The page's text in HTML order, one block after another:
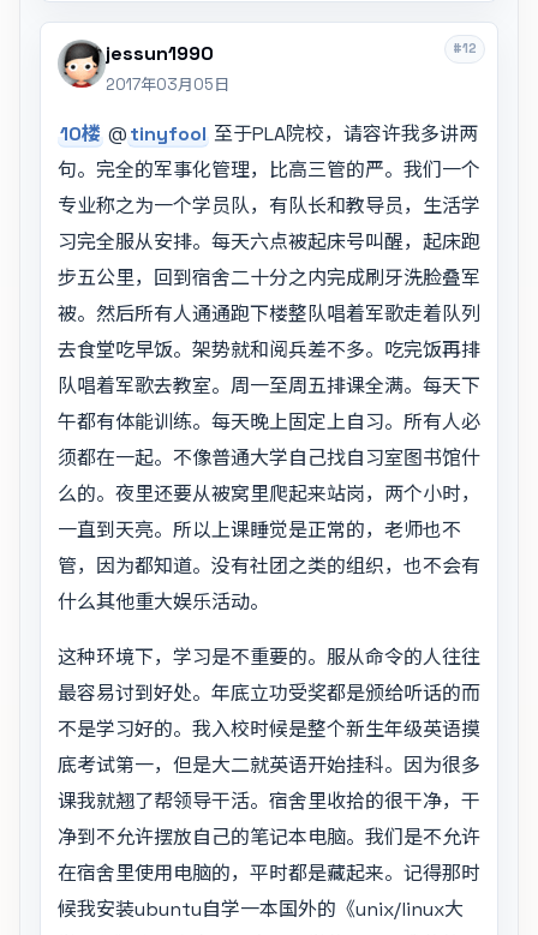
#12
jessun1990
2017年03月05日
10楼 @tinyfool 至于PLA院校，请容许我多讲两
句。完全的军事化管理，比高三管的严。我们一个
专业称之为一个学员队，有队长和教导员，生活学
习完全服从安排。每天六点被起床号叫醒，起床跑
步五公里，回到宿舍二十分之内完成刷牙洗脸叠军
被。然后所有人通通跑下楼整队唱着军歌走着队列
去食堂吃早饭。架势就和阅兵差不多。吃完饭再排
队唱着军歌去教室。周一至周五排课全满。每天下
午都有体能训练。每天晚上固定上自习。所有人必
须都在一起。不像普通大学自己找自习室图书馆什
么的。夜里还要从被窝里爬起来站岗，两个小时，
一直到天亮。所以上课睡觉是正常的，老师也不
管，因为都知道。没有社团之类的组织，也不会有
什么其他重大娱乐活动。
这种环境下，学习是不重要的。服从命令的人往往
最容易讨到好处。年底立功受奖都是颁给听话的而
不是学习好的。我入校时候是整个新生年级英语摸
底考试第一，但是大二就英语开始挂科。因为很多
课我就翘了帮领导干活。宿舍里收拾的很干净，干
净到不允许摆放自己的笔记本电脑。我们是不允许
在宿舍里使用电脑的，平时都是藏起来。记得那时
候我安装ubuntu自学一本国外的《unix/linux大